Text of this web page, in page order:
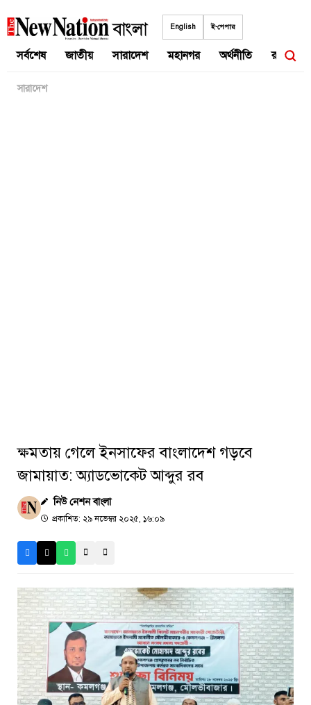
to
English ই-পেপার
সর্বশেষ জাতীয় সারাদেশ মহানগর অর্থনীতি রাজনীতি
সারাদেশ
ক্ষমতায় গেলে ইনসাফের বাংলাদেশ গড়বে
জামায়াত: অ্যাডভোকেট আব্দুর রব
নিউ নেশন বাংলা
প্রকাশিত: ২৯ নভেম্বর ২০২৫, ১৬:০৯